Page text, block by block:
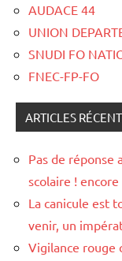
AUDACE 44
UNION
SNUDI FO
FNEC-FP-FO
ARTICLES
Pas de réponse
scolaire !
La canicule est
venir, un
Vigilance rouge